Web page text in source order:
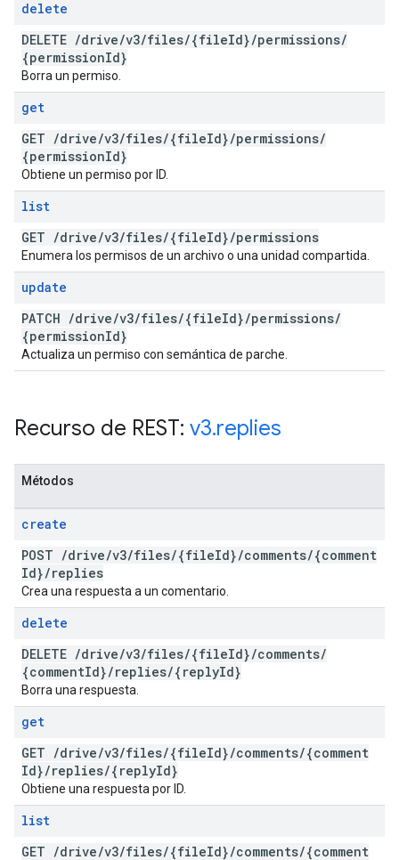
delete
DELETE /drive/v3/files/{fileId}/permissions/
{permissionId}
Borra un permiso.
get
GET /drive/v3/files/{fileId}/permissions/
{permissionId}
Obtiene un permiso por ID.
list
GET /drive/v3/files/{fileId}/permissions
Enumera los permisos de un archivo o una unidad compartida.
update
PATCH /drive/v3/files/{fileId}/permissions/
{permissionId}
Actualiza un permiso con semántica de parche.
Recurso de REST: v3.replies
Métodos
create
POST /drive/v3/files/{fileId}/comments/{comment
Id}/replies
Crea una respuesta a un comentario.
delete
DELETE /drive/v3/files/{fileId}/comments/
{commentId}/replies/{replyId}
Borra una respuesta.
get
GET /drive/v3/files/{fileId}/comments/{comment
Id}/replies/{replyId}
Obtiene una respuesta por ID.
list
GET /drive/v3/files/{fileId}/comments/{comment